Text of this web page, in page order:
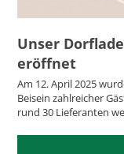
Unser
eröffnet
Am 12. April 2025
Beisein zahlreicher
rund 30 Lieferanten